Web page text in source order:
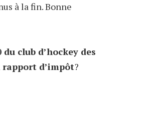
à la fin. Bonne
du club d’hockey des
d’impôt?